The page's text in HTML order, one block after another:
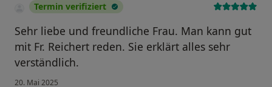
Termin verifiziert
Sehr liebe und freundliche Frau. Man kann gut
mit Fr. Reichert reden. Sie erklärt alles sehr
verständlich.
20. Mai 2025